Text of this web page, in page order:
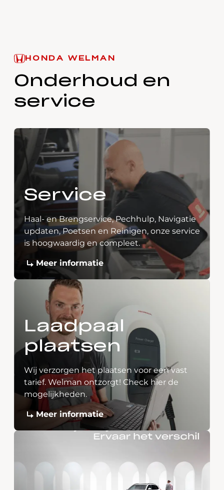
HONDA WELMAN
Onderhoud en
service
Service
Haal- en Brengservice, Pechhulp, Navigatie
updaten, Poetsen en Reinigen, onze service
is hoogwaardig en compleet.
Meer informatie
Laadpaal
plaatsen
Wij verzorgen het plaatsen voor een vast
tarief. Welman ontzorgt! Check hier de
mogelijkheden.
Meer informatie